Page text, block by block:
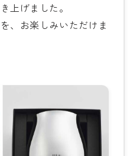
上げました。
、お楽しみいただけま